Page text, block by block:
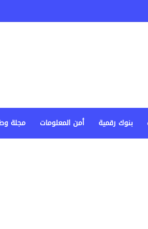
بنوك رقمية أمن المعلومات مجلة